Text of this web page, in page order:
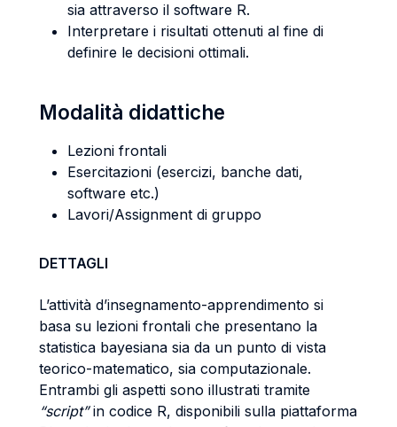
sia attraverso il software R.
Interpretare i risultati ottenuti al fine di
definire le decisioni ottimali.
Modalità didattiche
Lezioni frontali
Esercitazioni (esercizi, banche dati,
software etc.)
Lavori/Assignment di gruppo
DETTAGLI
L’attività d’insegnamento-apprendimento si
basa su lezioni frontali che presentano la
statistica bayesiana sia da un punto di vista
teorico-matematico, sia computazionale.
Entrambi gli aspetti sono illustrati tramite
“script”in codice R, disponibili sulla piattaforma